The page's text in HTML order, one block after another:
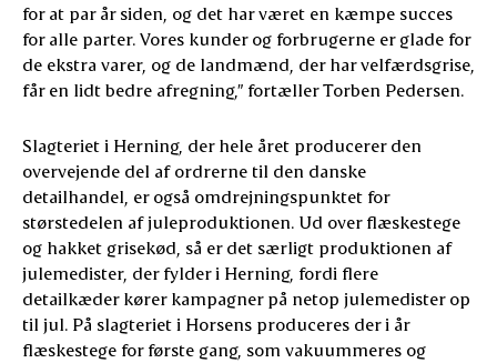
for at par år siden, og det har været en kæmpe succes
for alle parter. Vores kunder og forbrugerne er glade for
de ekstra varer, og de landmænd, der har velfærdsgrise,
får en lidt bedre afregning,” fortæller Torben Pedersen.
Slagteriet i Herning, der hele året producerer den
overvejende del af ordrerne til den danske
detailhandel, er også omdrejningspunktet for
størstedelen af juleproduktionen. Ud over flæskestege
og hakket grisekød, så er det særligt produktionen af
julemedister, der fylder i Herning, fordi flere
detailkæder kører kampagner på netop julemedister op
til jul. På slagteriet i Horsens produceres der i år
flæskestege for første gang, som vakuummeres og